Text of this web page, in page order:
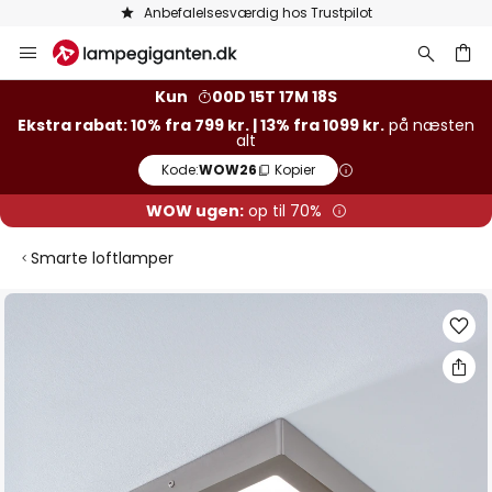
Anbefalelsesværdig hos Trustpilot
to
Kun
00D 15T 17M 17S
Ekstra rabat: 10% fra 799 kr. | 13% fra 1099 kr. på næsten
alt
Kode:WOW26 Kopier
WOW ugen:op til 70%
Smarte loftlamper
Gå